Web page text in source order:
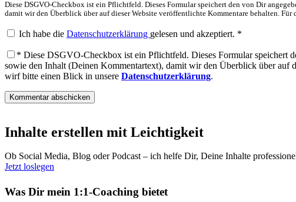
Diese DSGVO-Checkbox ist ein Pflichtfeld. Dieses Formular speichert den von Dir
damit wir den Überblick über auf dieser Website veröffentlichte Kommentare behalten.
Ich habe die Datenschutzerklärung gelesen und akzeptiert. *
* Diese DSGVO-Checkbox ist ein Pflichtfeld. Dieses Formular speichert
sowie den Inhalt (Deinen Kommentartext), damit wir den Überblick über auf
wirf bitte einen Blick in unsere Datenschutzerklärung.
Inhalte erstellen mit Leichtigkeit
Ob Social Media, Blog oder Podcast – ich helfe Dir, Deine Inhalte
Jetzt loslegen
Was Dir mein 1:1-Coaching bietet